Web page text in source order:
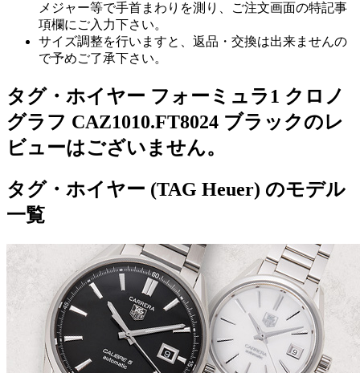
メジャー等で手首まわりを測り、ご注文画面の特記事
項欄にご入力下さい。
サイズ調整を行いますと、返品・交換は出来ませんの
で予めご了承下さい。
タグ・ホイヤー フォーミュラ1 クロノ
グラフ CAZ1010.FT8024 ブラックのレ
ビューはございません。
タグ・ホイヤー (TAG Heuer) のモデル
一覧